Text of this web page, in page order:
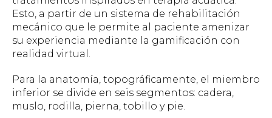
Esto, a partir de un sistema de rehabilitación
mecánico que le permite al paciente amenizar
su experiencia mediante la gamificación con
realidad virtual.
Para la anatomía, topográficamente, el miembro
inferior se divide en seis segmentos: cadera,
muslo, rodilla, pierna, tobillo y pie.